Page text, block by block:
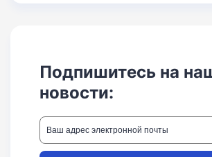
Подпишитесь на
новости: